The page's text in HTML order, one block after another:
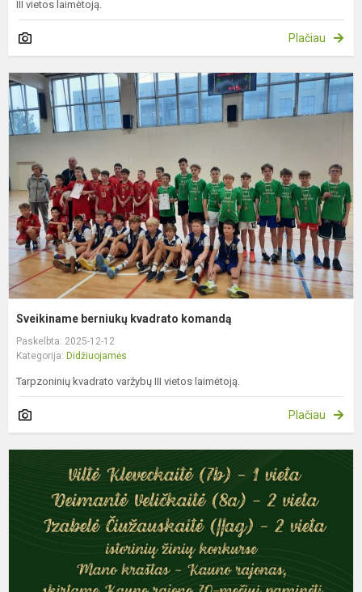
III vietos laimėtoją.
Plačiau
Sveikiname berniukų kvadrato komandą
Paskelbta: 2025-12-12
Kategorija: Didžiuojamės
Tarpzoninių kvadrato varžybų III vietos laimėtoją.
Plačiau